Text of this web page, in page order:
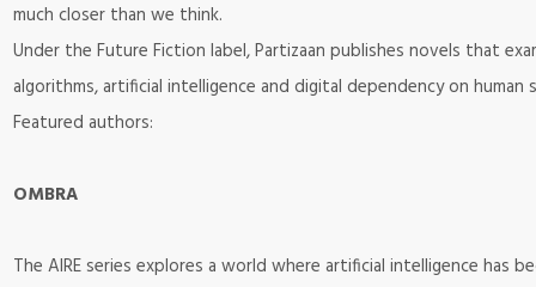
much closer than we think.
Under the Future Fiction label, Partizaan publishes novels that
algorithms, artificial intelligence and digital dependency on human
Featured authors:
OMBRA
The AIRE series explores a world where artificial intelligence has